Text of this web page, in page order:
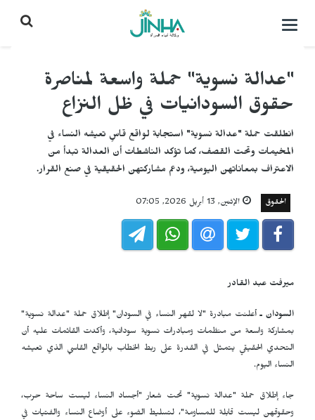
التحكم
"عدالة نسوية" حملة واسعة لمناصرة
حقوق السودانيات في ظل النزاع
انطلقت حملة "عدالة نسوية" استجابة لواقع قاسٍ تعيشه النساء في
المخيمات وتحت القصف، كما تؤكد الناشطات أن العدالة تبدأ من
الاعتراف بمعاناتهن اليومية، ودعم مشاركتهن الحقيقية في صنع القرار.
الحقوق الإثنين, 13 أبريل 2026, 07:05
ميرفت عبد القادر
السودان ـ أعلنت مبادرة "لا لقهر النساء في السودان" إطلاق حملة "عدالة نسوية"
بمشاركة واسعة من منظمات ومبادرات نسوية سودانية، وأكدت القائمات عليه أن
التحدي الحقيقي يتمثل في القدرة على ربط الخطاب بالواقع القاسي الذي تعيشه
النساء اليوم.
جاء إطلاق حملة "عدالة نسوية" تحت شعار "أجساد النساء ليست ساحة حرب،
وحقوقهن ليست قابلة للمساومة"، لتسليط الضوء على أوضاع النساء والفتيات في